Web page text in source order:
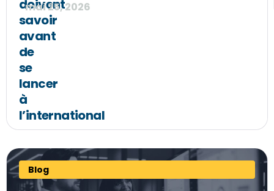
doivent
savoir
avant
de
se
lancer
à
l’international
mai 25, 2026
Blog